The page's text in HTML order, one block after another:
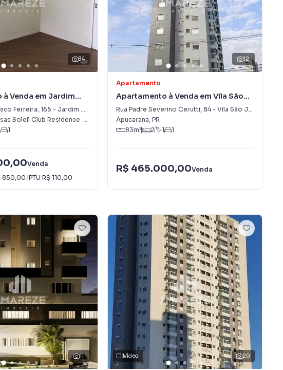
34
Venda em Jardim
Ferreira, 165 - Jardim Vale do Sol
Soleil Club Residence · Apucarana,PR
1
Venda
850,00·IPTU R$ 110,00
12
Apartamento
Apartamento à Venda em Vila São
José
Rua Padre Severino Cerutti, 84- Vila São José
Apucarana, PR
83m² 2 1 1
R$ 465.000,00Venda
11 20
Vídeo